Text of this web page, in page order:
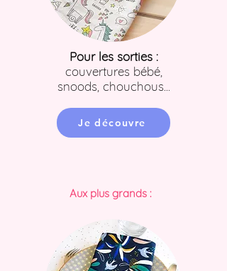
Pour les sorties :
couvertures bébé,
snoods, chouchous...
Je découvre
Aux plus grands :